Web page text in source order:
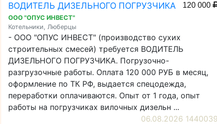
ВОДИТЕЛЬ ДИЗЕЛЬНОГО ПОГРУЗЧИКА 120 000
ООО "ОПУС ИНВЕСТ"
Котельники, Люберцы
- ООО "ОПУС ИНВЕСТ" (производство сухих
строительных смесей) требуется ВОДИТЕЛЬ
ДИЗЕЛЬНОГО ПОГРУЗЧИКА. Погрузочно-
разгрузочные работы. Оплата 120 000 РУБ в месяц,
оформление по ТК РФ, выдается спецодежда,
переработки оплачиваются. Опыт от 1 года, опыт
работы на погрузчиках вилочных дизельн ...
06.08.2026